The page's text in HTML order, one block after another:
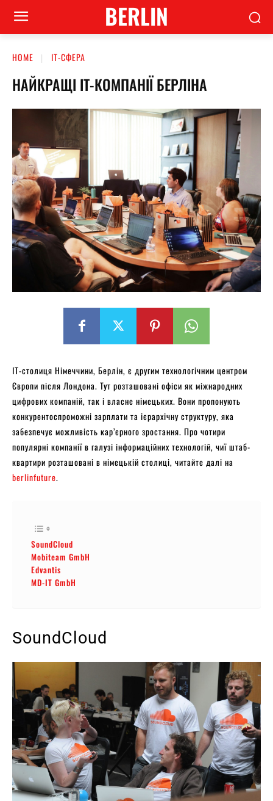
BERLIN
HOME ІТ-СФЕРА
НАЙКРАЩІ ІТ-КОМПАНІЇ БЕРЛІНА
ІТ-столиця Німеччини, Берлін, є другим технологічним центром
Європи після Лондона. Тут розташовані офіси як міжнародних
цифрових компаній, так і власне німецьких. Вони пропонують
конкурентоспроможні зарплати та ієрархічну структуру, яка
забезпечує можливість кар’єрного зростання. Про чотири
популярні компанії в галузі інформаційних технологій, чиї штаб-
квартири розташовані в німецькій столиці, читайте далі на
berlinfuture.
SoundCloud
Mobiteam GmbH
Edvantis
MD-IT GmbH
SoundCloud